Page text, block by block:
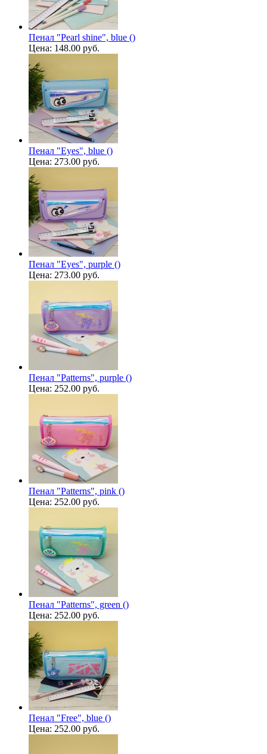
Пенал "Pearl shine", blue ()
Цена: 148.00 руб.
Пенал "Eyes", blue ()
Цена: 273.00 руб.
Пенал "Eyes", purple ()
Цена: 273.00 руб.
Пенал "Patterns", purple ()
Цена: 252.00 руб.
Пенал "Patterns", pink ()
Цена: 252.00 руб.
Пенал "Patterns", green ()
Цена: 252.00 руб.
Пенал "Free", blue ()
Цена: 252.00 руб.